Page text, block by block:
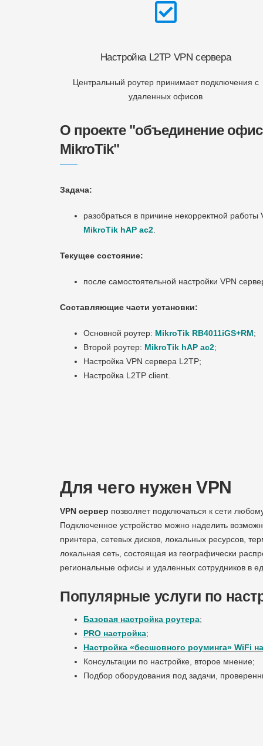
Настройка L2TP VPN сервера
Центральный роутер принимает подключения с
удаленных офисов
О проекте "объединение
MikroTik"
Задача:
разобраться в причине некорректной
MikroTik hAP ac2
Текущее состояние:
после самостоятельной настройки VPN
Составляющие части установки:
Основной роутер: MikroTik RB4011iGS+RM;
Второй роутер: MikroTik hAP ac2;
Настройка VPN сервера L2TP;
Настройка L2TP client.
Для чего нужен VPN
VPN сервер позволяет подключаться к сети
Подключенное устройство можно наделить
принтера, сетевых дисков, локальных ресурсов,
локальная сеть, состоящая из географически
региональные офисы и удаленных сотрудников в
Популярные услуги по
Базовая настройка роутера;
PRO настройка;
Настройка «бесшовного роуминга» WiFi
Консультации по настройке, второе мнение;
Подбор оборудования под задачи,